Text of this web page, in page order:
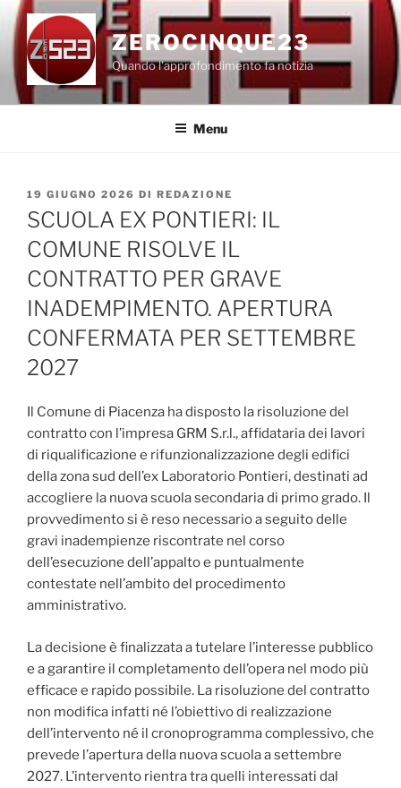
Salta
contenuto
ZEROCINQUE23
Quando l'approfondimento fa notizia
Menu
PUBBLICATO
IL
19 GIUGNO 2026 DI REDAZIONE
SCUOLA EX PONTIERI: IL
COMUNE RISOLVE IL
CONTRATTO PER GRAVE
INADEMPIMENTO. APERTURA
CONFERMATA PER SETTEMBRE
2027
Il Comune di Piacenza ha disposto la risoluzione del
contratto con l’impresa GRM S.r.l., affidataria dei lavori
di riqualificazione e rifunzionalizzazione degli edifici
della zona sud dell’ex Laboratorio Pontieri, destinati ad
accogliere la nuova scuola secondaria di primo grado. Il
provvedimento si è reso necessario a seguito delle
gravi inadempienze riscontrate nel corso
dell’esecuzione dell’appalto e puntualmente
contestate nell’ambito del procedimento
amministrativo.
La decisione è finalizzata a tutelare l’interesse pubblico
e a garantire il completamento dell’opera nel modo più
efficace e rapido possibile. La risoluzione del contratto
non modifica infatti né l’obiettivo di realizzazione
dell’intervento né il cronoprogramma complessivo, che
prevede l’apertura della nuova scuola a settembre
2027. L’intervento rientra tra quelli interessati dal